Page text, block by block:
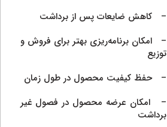
– کاهش ضایعات پس از برداشت
– امکان برنامه‌ریزی بهتر برای فروش و
توزیع
– حفظ کیفیت محصول در طول زمان
– امکان عرضه محصول در فصول غیر
برداشت